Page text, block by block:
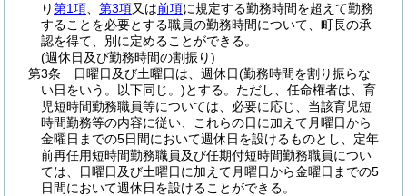
り第1項 第3項又は前項に規定する勤務時間を超えて勤務
することを必要とする職員の勤務時間について、町長の承
認を得て、別に定めることができる。
(週休日及び勤務時間の割振り)
第3条
日曜日及び土曜日は、週休日(勤務時間を割り振らな
い日をいう。以下同じ。)とする。 ただし、任命権者は、育
児短時間勤務職員等については、必要に応じ、当該育児短
時間勤務等の内容に従い、これらの日に加えて月曜日から
金曜日までの5日間において週休日を設けるものとし、定年
前再任用短時間勤務職員及び任期付短時間勤務職員につい
ては、日曜日及び土曜日に加えて月曜日から金曜日までの5
日間において週休日を設けることができる。